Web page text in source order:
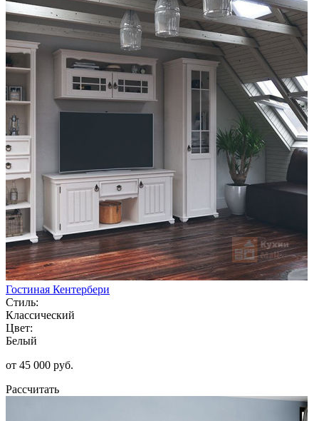
Гостиная Кентербери
Стиль:
Классический
Цвет:
Белый
от 45 000 руб.
Рассчитать